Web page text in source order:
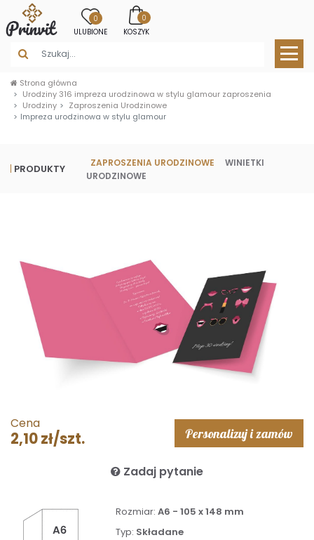
0
ULUBIONE
0
KOSZYK
Strona główna
Urodziny 316 impreza urodzinowa w stylu glamour zaproszenia
Urodziny
Zaproszenia Urodzinowe
Impreza urodzinowa w stylu glamour
PRODUKTY ZAPROSZENIA URODZINOWE
WINIETKI
URODZINOWE
Cena
2,10 zł/szt. Personalizuj i zamów
Zadaj pytanie
Rozmiar: A6 - 105 x 148 mm
Typ: Składane